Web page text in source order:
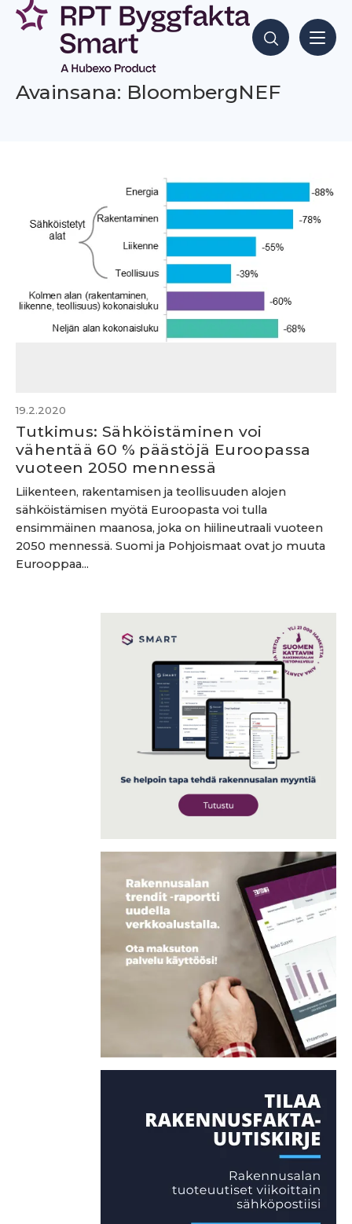
Siirry
sisältöön
Hae sisältöjä
Avainsana: BloombergNEF
19.2.2020
Tutkimus: Sähköistäminen voi
vähentää 60 % päästöjä Euroopassa
vuoteen 2050 mennessä
Liikenteen, rakentamisen ja teollisuuden alojen
sähköistämisen myötä Euroopasta voi tulla
ensimmäinen maanosa, joka on hiilineutraali vuoteen
2050 mennessä. Suomi ja Pohjoismaat ovat jo muuta
Eurooppaa...